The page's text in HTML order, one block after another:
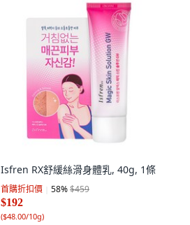
Isfren RX舒緩絲滑身體乳, 40g, 1條
首購折扣價 58%$459
$192
($48.00/10g)